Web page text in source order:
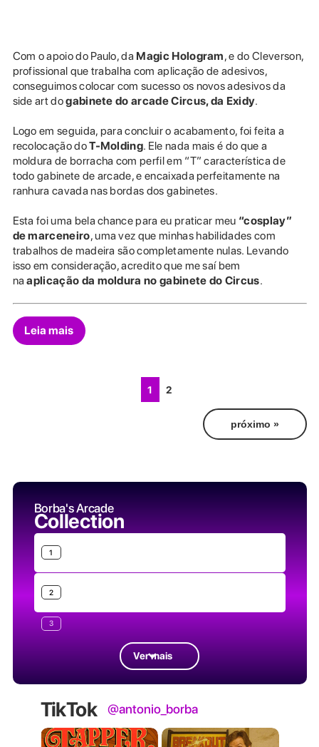
Com o apoio do Paulo, da Magic Hologram, e do Cleverson,
profissional que trabalha com aplicação de adesivos,
conseguimos colocar com sucesso os novos adesivos da
side art dogabinete do arcade Circus, da Exidy.
Logo em seguida, para concluir o acabamento, foi feita a
recolocação doT-Molding. Ele nada mais é do que a
moldura de borracha com perfil em “T” característica de
todo gabinete de arcade, e encaixada perfeitamente na
ranhura cavada nas bordas dos gabinetes.
Esta foi uma bela chance para eu praticar meu “cosplay”
de marceneiro, uma vez que minhas habilidades com
trabalhos de madeira são completamente nulas. Levando
isso em consideração, acredito que me saí bem
naaplicação da moldura no gabinete do Circus.
Leia mais
1 2
próximo »
Borba's Arcade
Collection
1
2
3
Ver mais
TikTok @antonio_borba